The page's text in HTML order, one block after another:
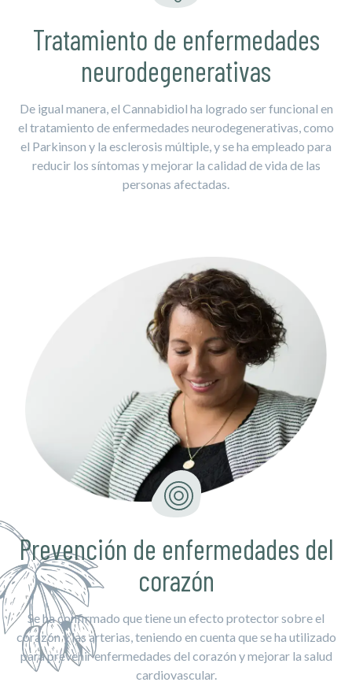
Tratamiento de enfermedades
neurodegenerativas
De igual manera, el Cannabidiol ha logrado ser funcional en
el tratamiento de enfermedades neurodegenerativas, como
el Parkinson y la esclerosis múltiple, y se ha empleado para
reducir los síntomas y mejorar la calidad de vida de las
personas afectadas.
Prevención de enfermedades del
corazón
Se ha confirmado que tiene un efecto protector sobre el
corazón y las arterias, teniendo en cuenta que se ha utilizado
para prevenir enfermedades del corazón y mejorar la salud
cardiovascular.